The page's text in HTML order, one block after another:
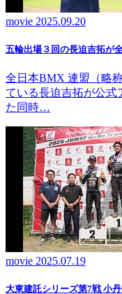
movie 2025.09.20
五輪出場３回の長迫吉拓が
全日本BMX 連盟（略
ている長迫吉拓が公式
た同時…
movie 2025.07.19
大東建託シリーズ第7戦 ⼩